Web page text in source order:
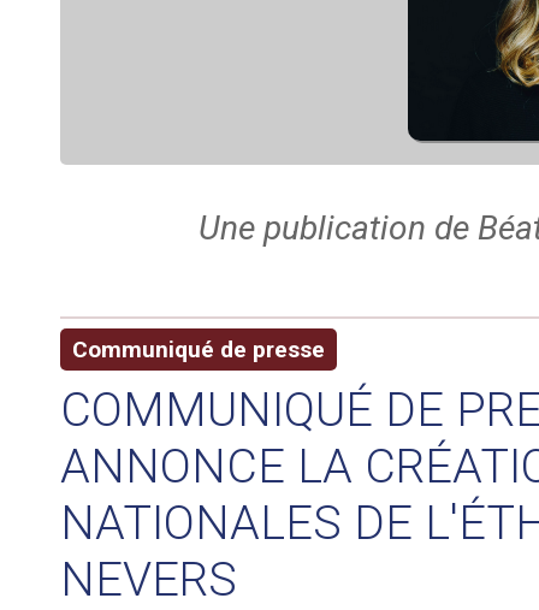
Une publication de
Communiqué de presse
COMMUNIQUÉ DE
ANNONCE LA
NATIONALES DE
NEVERS